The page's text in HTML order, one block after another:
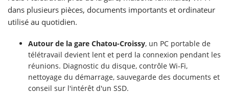
dans plusieurs pièces, documents importants et ordinateur
utilisé au quotidien.
Autour de la gare Chatou-Croissy, un PC portable de
télétravail devient lent et perd la connexion pendant les
réunions. Diagnostic du disque, contrôle Wi-Fi,
nettoyage du démarrage, sauvegarde des documents et
conseil sur l'intérêt d'un SSD.